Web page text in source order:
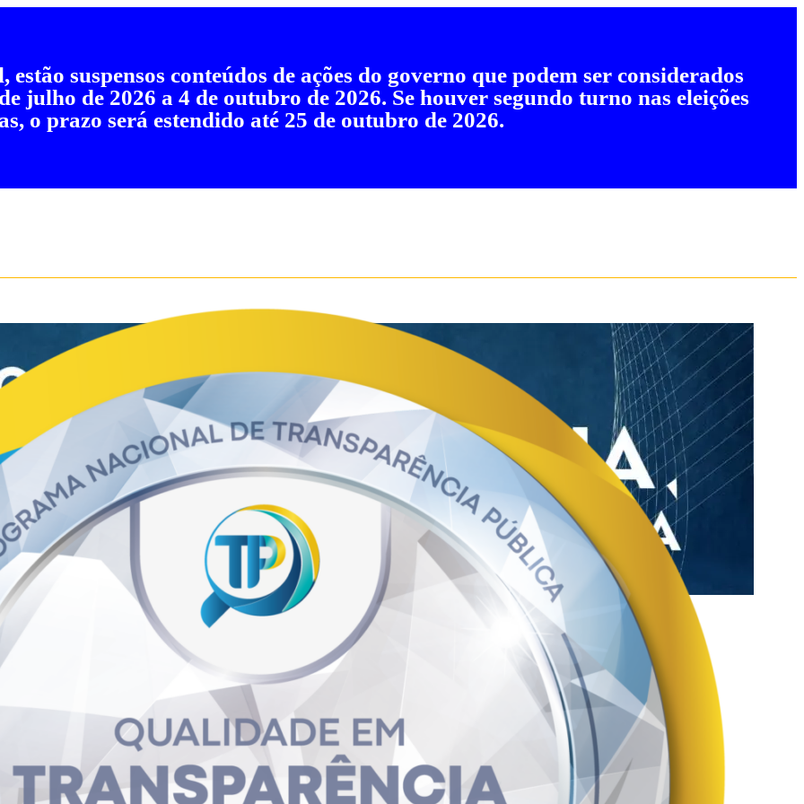
suspensos conteúdos de ações do governo que podem ser considerados
julho de 2026 a 4 de outubro de 2026. Se houver segundo turno nas eleições
o prazo será estendido até 25 de outubro de 2026.